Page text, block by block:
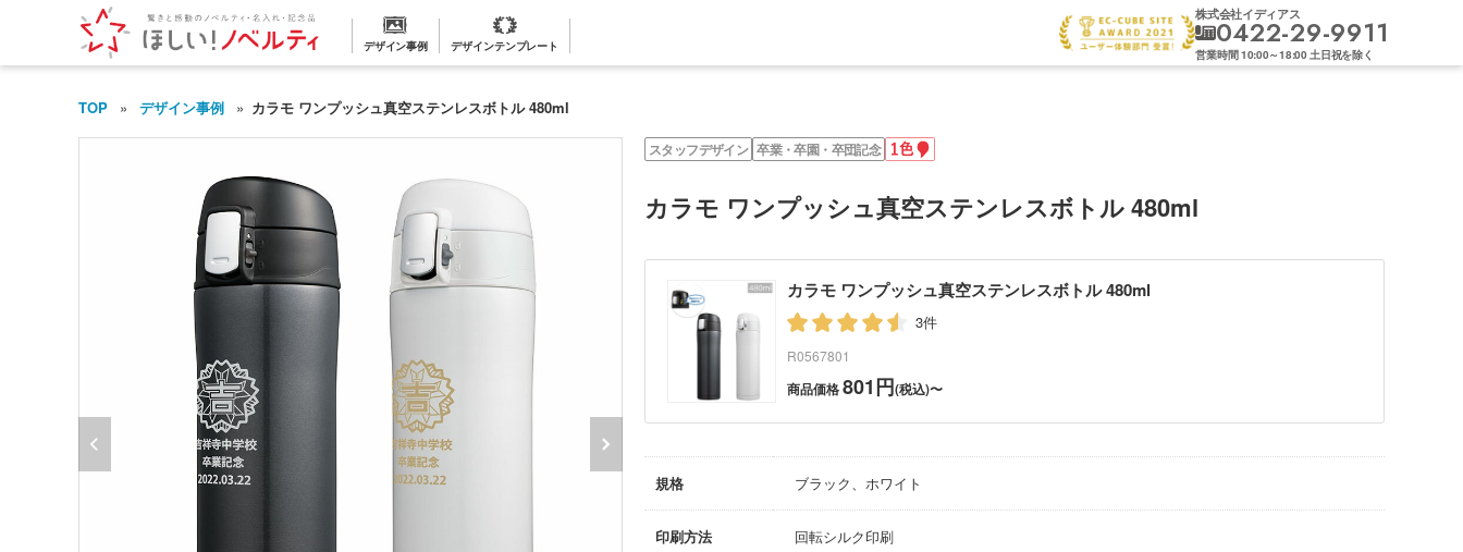
デザイン事例 デザインテンプレート
株式会社イディアス
0422-29-9911
営業時間10:00～18:00 土日祝を除く
TOP デザイン事例 カラモ ワンプッシュ真空ステンレスボトル 480ml
カラモ ワンプッシュ真空ステンレスボトル 480ml
スタッフデザイン 卒業・卒園・卒団記念1
色
れ
カラモ ワンプッシュ真空ステンレスボトル 480ml
3件
R0567801
商品価格801円(税込)〜
規格 ブラック、ホワイト
印刷方法 回転シルク印刷